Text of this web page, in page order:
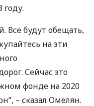
году.
Все будут обещать,
на эти
Сейчас это
фонде на 2020
– сказал Омелян.